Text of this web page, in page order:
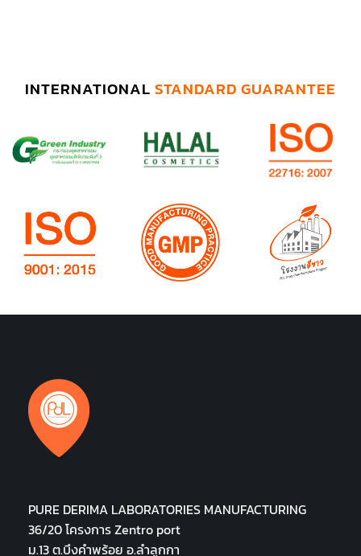
INTERNATIONAL STANDARD GUARANTEE
PURE DERIMA LABORATORIES MANUFACTURING
36/20 โครงการ Zentro port
ม.13 ต.บึงคำพร้อย อ.ลำลูกกา